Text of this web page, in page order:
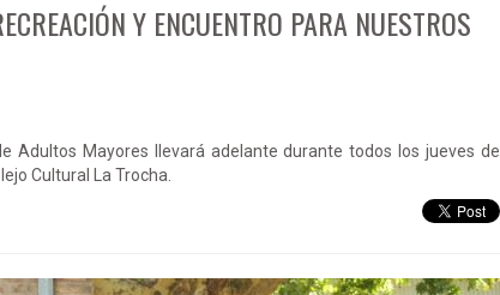
Y ENCUENTRO PARA NUESTROS
Adultos Mayores llevará adelante durante todos los jueves de
Cultural La Trocha.